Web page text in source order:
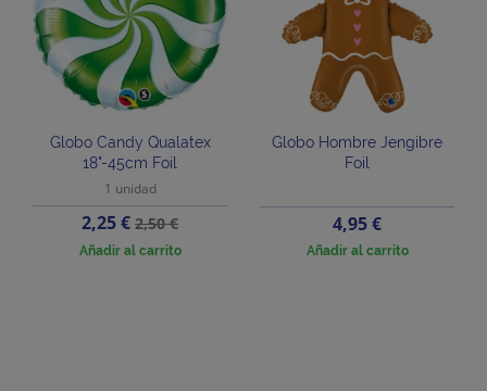
Globo Candy Qualatex
18"-45cm Foil
1 unidad
Precio
2,25 €Precio
base
2,50 €
Añadir al carrito
Globo Hombre Jengibre
Foil
Precio
4,95 €
Añadir al carrito